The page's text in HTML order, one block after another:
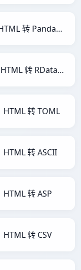
HTML 转 PandasDataFrame
HTML 转 RDataFrame
HTML 转 TOML
HTML 转 ASCII
HTML 转 ASP
HTML 转 CSV